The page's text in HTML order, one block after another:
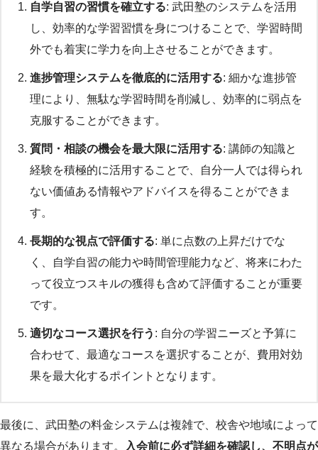
自学自習の習慣を確立する: 武田塾のシステムを活用
し、効率的な学習習慣を身につけることで、学習時間
外でも着実に学力を向上させることができます。
進捗管理システムを徹底的に活用する: 細かな進捗管
理により、無駄な学習時間を削減し、効率的に弱点を
克服することができます。
質問・相談の機会を最大限に活用する: 講師の知識と
経験を積極的に活用することで、自分一人では得られ
ない価値ある情報やアドバイスを得ることができま
す。
長期的な視点で評価する: 単に点数の上昇だけでな
く、自学自習の能力や時間管理能力など、将来にわた
って役立つスキルの獲得も含めて評価することが重要
です。
適切なコース選択を行う : 自分の学習ニーズと予算に
合わせて、最適なコースを選択することが、費用対効
果を最大化するポイントとなります。
最後に、武田塾の料金システムは複雑で、校舎や地域によって
異なる場合があります。
入会前に必ず詳細を確認し、不明点が